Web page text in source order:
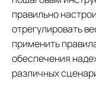
правильно
отрегулировать
применить
обеспечения
различных